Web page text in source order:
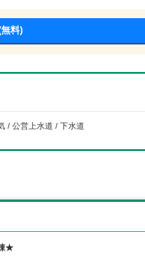
料)
/ 公営上水道 / 下水道
★